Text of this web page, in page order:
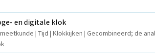
en digitale klok
| Tijd | Klokkijken | Gecombineerd; de